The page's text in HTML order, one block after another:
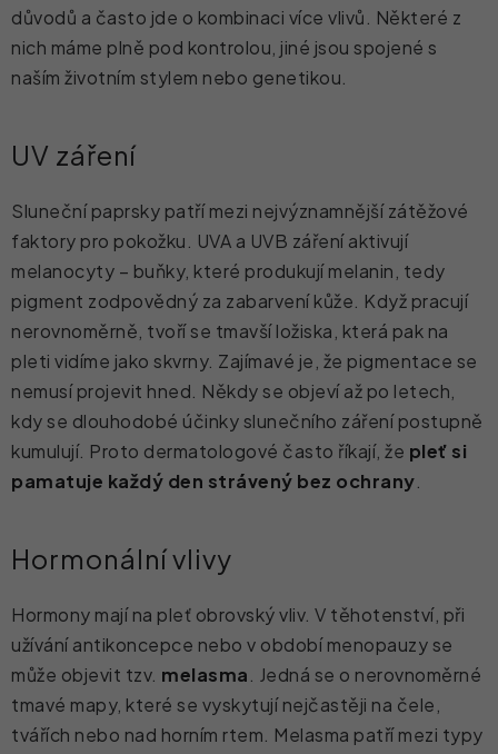
důvodů a často jde o kombinaci více vlivů. Některé z
nich máme plně pod kontrolou, jiné jsou spojené s
naším životním stylem nebo genetikou.
UV záření
Sluneční paprsky patří mezi nejvýznamnější zátěžové
faktory pro pokožku. UVA a UVB záření aktivují
melanocyty – buňky, které produkují melanin, tedy
pigment zodpovědný za zabarvení kůže. Když pracují
nerovnoměrně, tvoří se tmavší ložiska, která pak na
pleti vidíme jako skvrny. Zajímavé je, že pigmentace se
nemusí projevit hned. Někdy se objeví až po letech,
kdy se dlouhodobé účinky slunečního záření postupně
kumulují. Proto dermatologové často říkají, že pleť si
pamatuje každý den strávený bez ochrany
Hormonální vlivy
Hormony mají na pleť obrovský vliv. V těhotenství, při
užívání antikoncepce nebo v období menopauzy se
může objevit tzv. melasma . Jedná se o nerovnoměrné
tmavé mapy, které se vyskytují nejčastěji na čele,
tvářích nebo nad horním rtem. Melasma patří mezi typy